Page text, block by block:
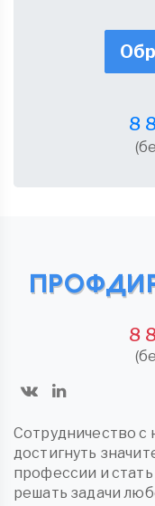
8
8
Сотрудничество с
достигнуть
профессии и
решать задачи